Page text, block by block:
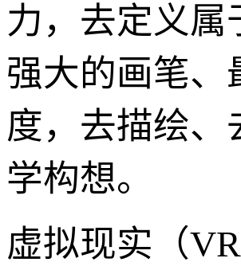
力，去定义
强大的画笔、
度，去描绘
学构想。
虚拟现实（